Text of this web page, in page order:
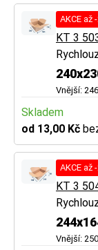
AKCE až
KT 3
Vnější:
Skladem
od 13,00 Kč
AKCE až
KT 3
Vnější: